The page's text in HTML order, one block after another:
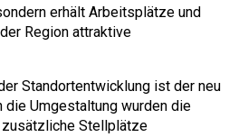
erhält Arbeitsplätze und
Region attraktive
Standortentwicklung ist der neu
Umgestaltung wurden die
Stellplätze